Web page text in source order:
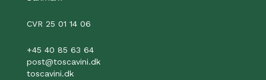
CVR 25 01 14 06
+45 40 85 63 64
post@toscavini.dk
toscavini.dk